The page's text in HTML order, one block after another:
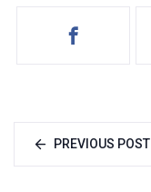
PREVIOUS POST